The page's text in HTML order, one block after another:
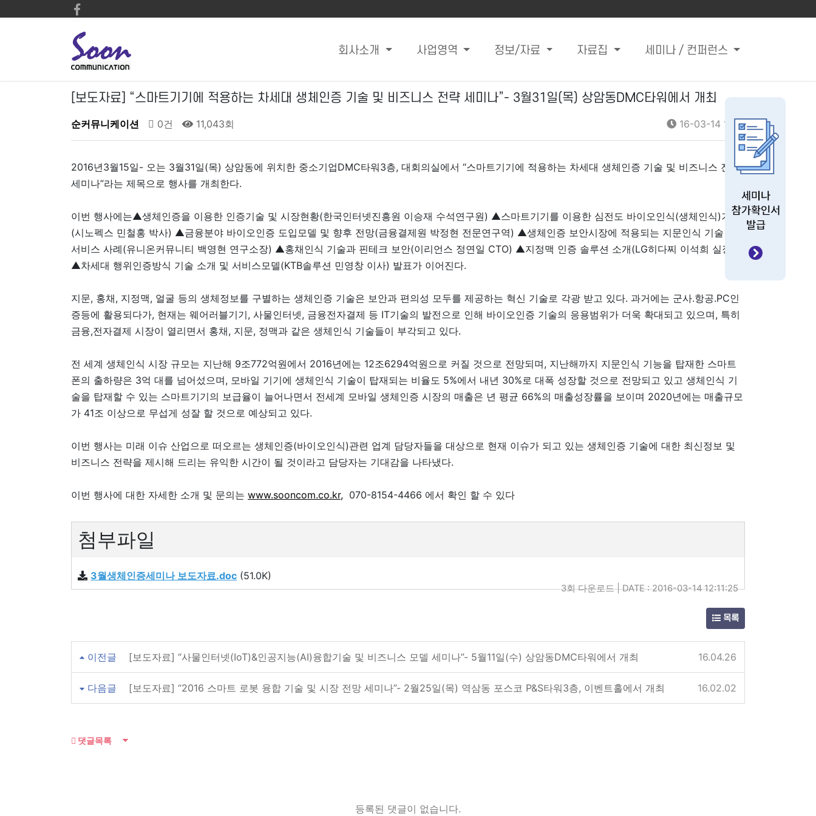
회사소개 사업영역 정보/자료 자료집 세미나 / 컨퍼런스
[보도자료] “스마트기기에 적용하는 차세대 생체인증 기술 및 비즈니스 전략 세미나”- 3월31일(목) 상암동DMC타워에서 개최
순커뮤니케이션 0건 11,043회 16-03-14 12:11
2016년3월15일- 오는 3월31일(목) 상암동에 위치한 중소기업DMC타워3층, 대회의실에서 “스마트기기에 적용하는 차세대 생체인증 기술 및 비즈니스 전략
세미나”라는 제목으로 행사를 개최한다.
이번 행사에는▲생체인증을 이용한 인증기술 및 시장현황(한국인터넷진흥원 이승재 수석연구원) ▲스마트기기를 이용한 심전도 바이오인식(생체인식)기술
(시노펙스 민철홍 박사) ▲금융분야 바이오인증 도입모델 및 향후 전망(금융결제원 박정현 전문연구역) ▲생체인증 보안시장에 적용되는 지문인식 기술 및
서비스 사례(유니온커뮤니티 백영현 연구소장) ▲홍채인식 기술과 핀테크 보안(이리언스 정연일 CTO) ▲지정맥 인증 솔루션 소개(LG히다찌 이석희 실장)
▲차세대 행위인증방식 기술 소개 및 서비스모델(KTB솔루션 민영창 이사) 발표가 이어진다.
지문, 홍채, 지정맥, 얼굴 등의 생체정보를 구별하는 생체인증 기술은 보안과 편의성 모두를 제공하는 혁신 기술로 각광 받고 있다. 과거에는 군사.항공.PC인
증등에 활용되다가, 현재는 웨어러블기기, 사물인터넷, 금융전자결제 등 IT기술의 발전으로 인해 바이오인증 기술의 응용범위가 더욱 확대되고 있으며, 특히
금융,전자결제 시장이 열리면서 홍채, 지문, 정맥과 같은 생체인식 기술들이 부각되고 있다.
전 세계 생체인식 시장 규모는 지난해 9조772억원에서 2016년에는 12조6294억원으로 커질 것으로 전망되며, 지난해까지 지문인식 기능을 탑재한 스마트
폰의 출하량은 3억 대를 넘어섰으며, 모바일 기기에 생체인식 기술이 탑재되는 비율도 5%에서 내년 30%로 대폭 성장할 것으로 전망되고 있고 생체인식 기
술을 탑재할 수 있는 스마트기기의 보급율이 늘어나면서 전세계 모바일 생체인증 시장의 매출은 년 평균 66%의 매출성장률을 보이며 2020년에는 매출규모
가 41조 이상으로 무섭게 성잘 할 것으로 예상되고 있다.
이번 행사는 미래 이슈 산업으로 떠오르는 생체인증(바이오인식)관련 업계 담당자들을 대상으로 현재 이슈가 되고 있는 생체인증 기술에 대한 최신정보 및
비즈니스 전략을 제시해 드리는 유익한 시간이 될 것이라고 담당자는 기대감을 나타냈다.
이번 행사에 대한 자세한 소개 및 문의는 www.sooncom.co.kr, 070-8154-4466 에서 확인 할 수 있다
첨부파일
3월생체인증세미나 보도자료.doc (51.0K)
3회 다운로드 | DATE : 2016-03-14 12:11:25
목록
이전글 [보도자료] “사물인터넷(IoT)&인공지능(AI)융합기술 및 비즈니스 모델 세미나”- 5월11일(수) 상암동DMC타워에서 개최 16.04.26
다음글 [보도자료] “2016 스마트 로봇 융합 기술 및 시장 전망 세미나”- 2월25일(목) 역삼동 포스코 P&S타워3층, 이벤트홀에서 개최 16.02.02
댓글목록
등록된 댓글이 없습니다.